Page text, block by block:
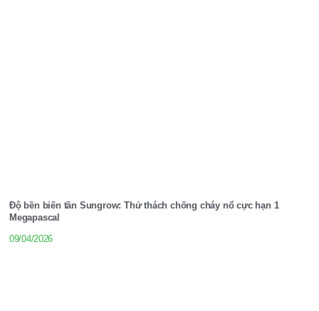
Độ bền biến tần Sungrow: Thử thách chống cháy nổ cực hạn 1
Megapascal
09/04/2026